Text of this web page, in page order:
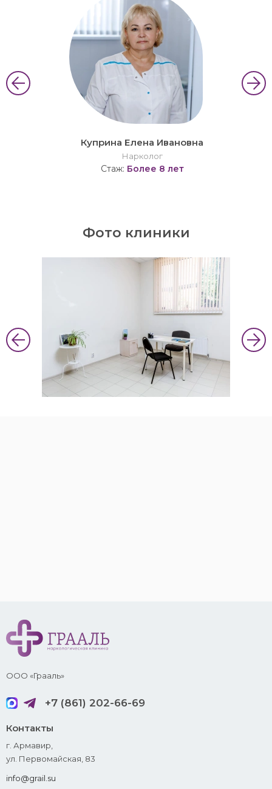
Куприна Елена Ивановна
Нарколог
Стаж: Более 8 лет
Фото клиники
+7 (861) 202-66-69
ООО «Грааль»
Контакты
г. Армавир,
ул. Первомайская, 83
info@grail.su